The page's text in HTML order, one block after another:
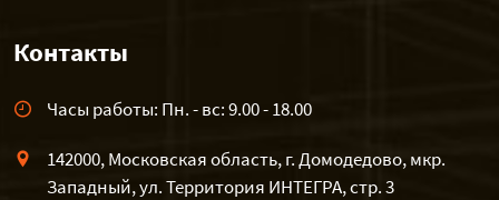
Контакты
Часы работы: Пн. - вс: 9.00 - 18.00
142000, Московская область, г. Домодедово, мкр.
Западный, ул. Территория ИНТЕГРА, стр. 3